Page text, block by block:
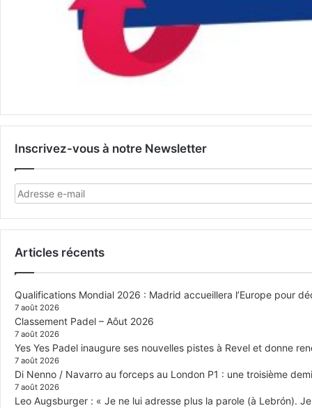
Inscrivez-vous à notre Newsletter
Articles récents
Qualifications Mondial 2026 : Madrid accueillera l’Europe pour
7 août 2026
Classement Padel – Aôut 2026
7 août 2026
Yes Yes Padel inaugure ses nouvelles pistes à Revel et donne
7 août 2026
Di Nenno / Navarro au forceps au London P1 : une troisième
7 août 2026
Leo Augsburger : « Je ne lui adresse plus la parole (à Lebrón).